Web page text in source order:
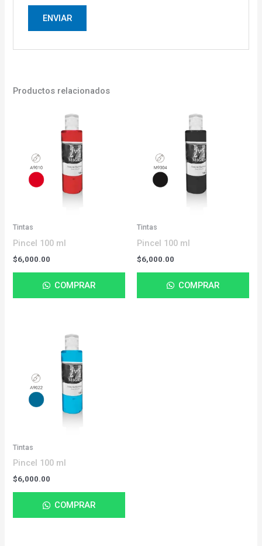
Productos relacionados
Tintas
Pincel 100 ml
$6,000.00
COMPRAR
Tintas
Pincel 100 ml
$6,000.00
COMPRAR
Tintas
Pincel 100 ml
$6,000.00
COMPRAR